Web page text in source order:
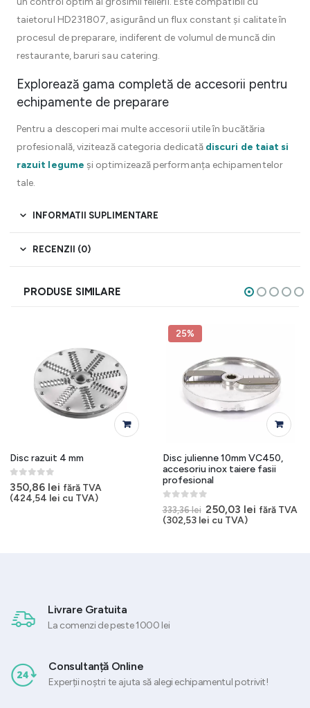
taietorul HD231807, asigurând un flux constant și calitate în
procesul de preparare, indiferent de volumul de muncă din
restaurante, baruri sau catering.
Explorează gama completă de accesorii pentru
echipamente de preparare
Pentru a descoperi mai multe accesorii utile în bucătăria
profesională, vizitează categoria dedicată discuri de taiat si
razuit legume și optimizează performanța echipamentelor
tale.
INFORMATII SUPLIMENTARE
RECENZII (0)
PRODUSE SIMILARE
Disc razuit 4 mm
0out of 5
350,86 lei fără TVA
(424,54 lei cu TVA)
25%
Disc julienne 10mm VC450,
accesoriu inox taiere fasii
profesional
0out of 5
333,36lei Prețul
inițial
250,03 lei Prețul
fără TVA
(302,53 lei cu TVA)
Livrare Gratuita
La comenzi de peste 1000 lei
Consultanță Online
Experții noștri te ajuta să alegi echipamentul potrivit!